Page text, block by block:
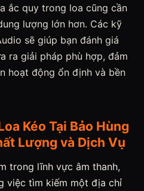
ắc quy trong loa cũng cần
lượng lớn hơn. Các kỹ
sẽ giúp bạn đánh giá
ra giải pháp phù hợp, đảm
hoạt động ổn định và bền
Kéo Tại Bảo Hùng
Lượng và Dịch Vụ
trong lĩnh vực âm thanh,
việc tìm kiếm một địa chỉ